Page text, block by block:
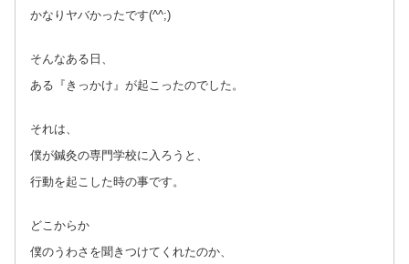
かなりヤバかったです(^^;)
そんなある日、
ある『きっかけ』が起こったのでした。
それは、
僕が鍼灸の専門学校に入ろうと、
行動を起こした時の事です。
どこからか
僕のうわさを聞きつけてくれたのか、